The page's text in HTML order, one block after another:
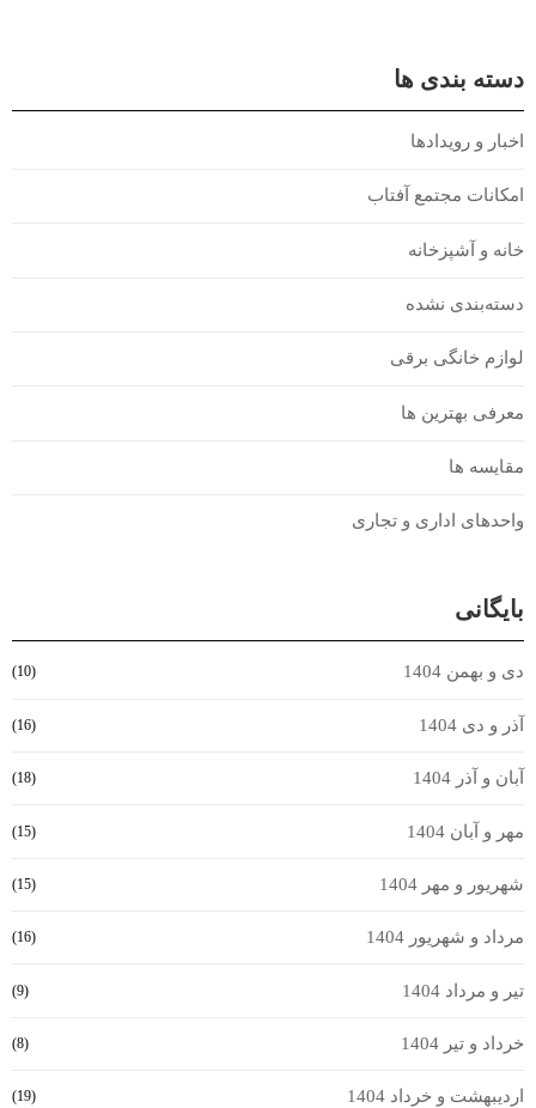
دسته بندی ها
اخبار و رویدادها
امکانات مجتمع آفتاب
خانه و آشپزخانه
دسته‌بندی نشده
لوازم خانگی برقی
معرفی بهترین ها
مقایسه ها
واحدهای اداری و تجاری
بایگانی
دی و بهمن 1404 (10)
آذر و دی 1404 (16)
آبان و آذر 1404 (18)
مهر و آبان 1404 (15)
شهریور و مهر 1404 (15)
مرداد و شهریور 1404 (16)
تیر و مرداد 1404 (9)
خرداد و تیر 1404 (8)
اردیبهشت و خرداد 1404 (19)